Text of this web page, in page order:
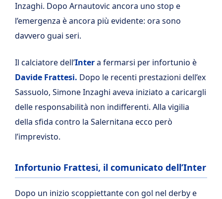
Inzaghi. Dopo Arnautovic ancora uno stop e
l’emergenza è ancora più evidente: ora sono
davvero guai seri.
Il calciatore dell’Intera fermarsi per infortunio è
Davide Frattesi. Dopo le recenti prestazioni dell’ex
Sassuolo, Simone Inzaghi aveva iniziato a caricargli
delle responsabilità non indifferenti. Alla vigilia
della sfida contro la Salernitana ecco però
l’imprevisto.
Infortunio Frattesi, il comunicato dell’Inter
Dopo un inizio scoppiettante con gol nel derby e